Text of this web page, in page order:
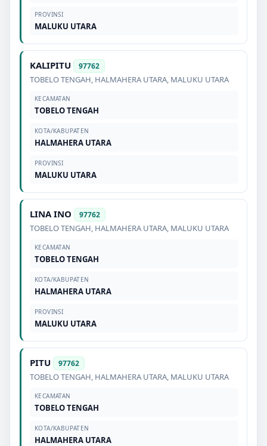
PROVINSI
MALUKU UTARA
KALIPITU 97762
TOBELO TENGAH, HALMAHERA UTARA, MALUKU UTARA
KECAMATAN
TOBELO TENGAH
KOTA/KABUPATEN
HALMAHERA UTARA
PROVINSI
MALUKU UTARA
LINA INO 97762
TOBELO TENGAH, HALMAHERA UTARA, MALUKU UTARA
KECAMATAN
TOBELO TENGAH
KOTA/KABUPATEN
HALMAHERA UTARA
PROVINSI
MALUKU UTARA
PITU 97762
TOBELO TENGAH, HALMAHERA UTARA, MALUKU UTARA
KECAMATAN
TOBELO TENGAH
KOTA/KABUPATEN
HALMAHERA UTARA